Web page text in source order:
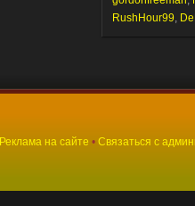
RushHour99,
Реклама на сайте • Связаться с